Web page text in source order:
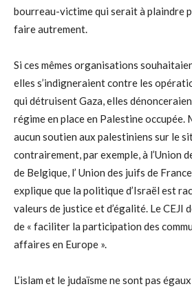
bourreau-victime qui serait à plaindre
faire autrement.
Si ces mêmes organisations
elles s’indigneraient contre les
qui détruisent Gaza, elles
régime en place en Palestine occupée.
aucun soutien aux palestiniens sur le
contrairement, par exemple, à l’Union
de Belgique, l’ Union des juifs de
explique que la politique d’Israël est
valeurs de justice et d’égalité. Le CEJI
de « faciliter la participation des
affaires en Europe ».
L’islam et le judaïsme ne sont pas